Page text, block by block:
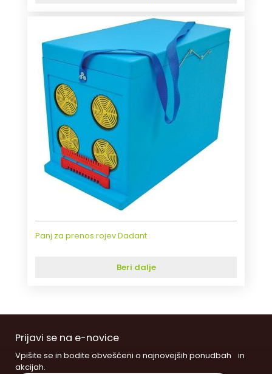
Panj za prenos rojev Dadant
Beri dalje
Prijavi se na e-novice
Vpišite se in bodite obveščeni o najnovejših ponudbah in
akcijah.